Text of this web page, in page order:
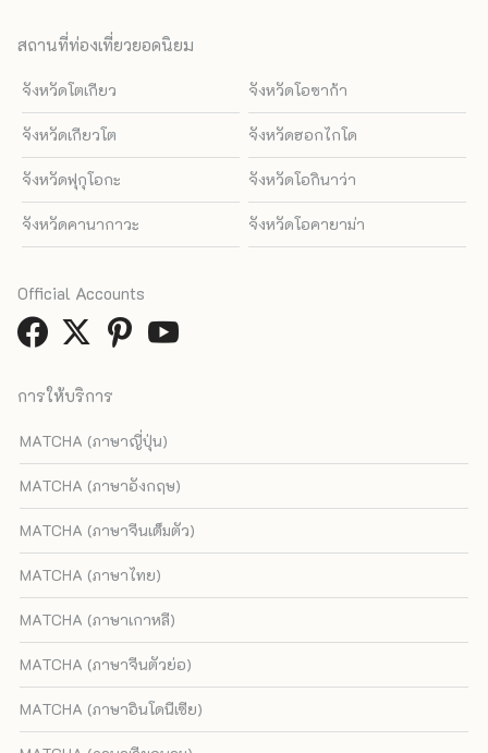
สถานที่ท่องเที่ยวยอดนิยม
จังหวัดโตเกียว จังหวัดโอซาก้า
จังหวัดเกียวโต จังหวัดฮอกไกโด
จังหวัดฟุกุโอกะ จังหวัดโอกินาว่า
จังหวัดคานากาวะ จังหวัดโอคายาม่า
การให้บริการ
MATCHA (ภาษาญี่ปุ่น)
MATCHA (ภาษาอังกฤษ)
MATCHA (ภาษาจีนเต็มตัว)
MATCHA (ภาษาไทย)
MATCHA (ภาษาเกาหลี)
MATCHA (ภาษาจีนตัวย่อ)
MATCHA (ภาษาอินโดนีเซีย)
Official Accounts